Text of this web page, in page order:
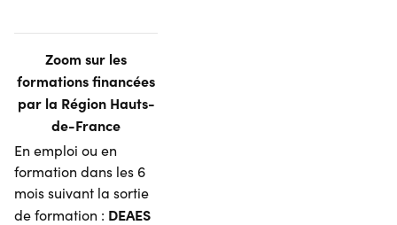
Zoom sur les
formations financées
par la Région Hauts-
de-France
En emploi ou en
formation dans les 6
mois suivant la sortie
de formation : DEAES